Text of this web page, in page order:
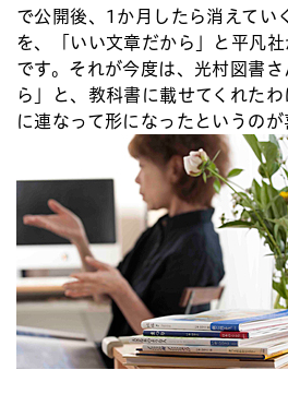
で公開後、1か月したら消えてい
を、「いい文章だから」と平凡
です。それが今度は、光村図書
ら」と、教科書に載せてくれた
に連なって形になったというのが